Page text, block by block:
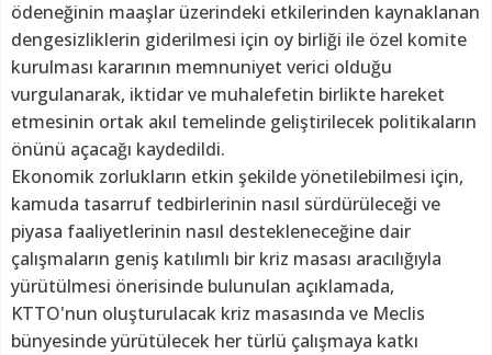
ödeneğinin maaşlar üzerindeki etkilerinden kaynaklanan
dengesizliklerin giderilmesi için oy birliği ile özel komite
kurulması kararının memnuniyet verici olduğu
vurgulanarak, iktidar ve muhalefetin birlikte hareket
etmesinin ortak akıl temelinde geliştirilecek politikaların
önünü açacağı kaydedildi.
Ekonomik zorlukların etkin şekilde yönetilebilmesi için,
kamuda tasarruf tedbirlerinin nasıl sürdürüleceği ve
piyasa faaliyetlerinin nasıl destekleneceğine dair
çalışmaların geniş katılımlı bir kriz masası aracılığıyla
yürütülmesi önerisinde bulunulan açıklamada,
KTTO'nun oluşturulacak kriz masasında ve Meclis
bünyesinde yürütülecek her türlü çalışmaya katkı